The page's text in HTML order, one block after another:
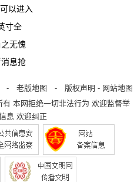
以进入
寸全
无愧
息抢
- 老版地图 - 版权声明 - 网站地图
有 本网拒绝一切非法行为 欢迎监督举
息 欢迎纠正